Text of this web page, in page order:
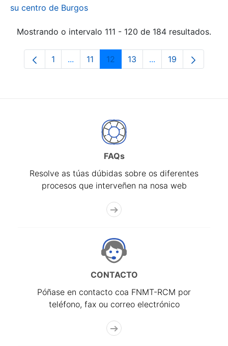
su centro de Burgos
Mostrando o intervalo 111 - 120 de 184 resultados.
Páxina
1 ...Páxinas intermedias Use pestaña para
Páxina
11 Páxina
12 Páxina
13 ...PáxinasPáxina
19
FAQs
Resolve as túas dúbidas sobre os diferentes
procesos que interveñen na nosa web
CONTACTO
Póñase en contacto coa FNMT-RCM por
teléfono, fax ou correo electrónico